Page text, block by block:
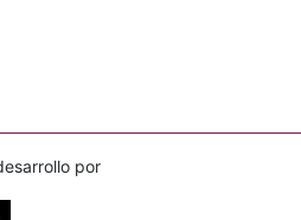
por